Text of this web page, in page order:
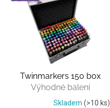
Twinmarkers 150 box
Výhodné balení
Skladem (>10 ks)